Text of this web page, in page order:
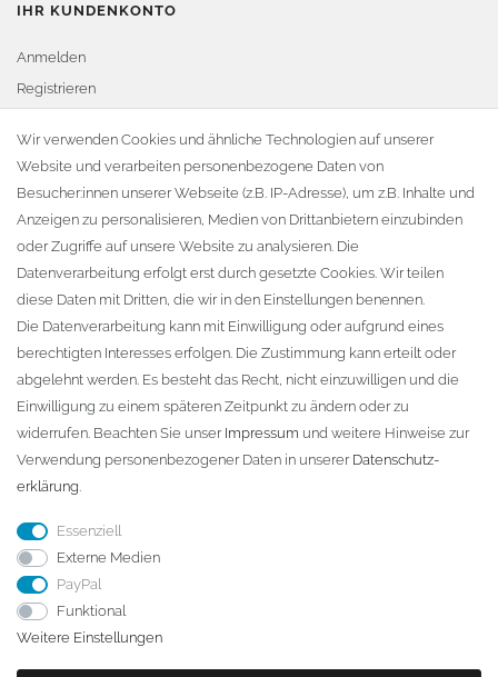
IHR KUNDENKONTO
Anmelden
Registrieren
Warenkorb
Zur Kasse
KONTAKT
Fa. Steffen Jost
Söbrigener Weg 50
D-01796 Pirna
Telefon:+49 (0)3501 507295
info@dach-teufel.de
Wir verwenden Cookies und ähnliche Technologien auf unserer
Website und verarbeiten personenbezogene Daten von
Besucher:innen unserer Webseite (z.B. IP-Adresse), um z.B. Inhalte und
Anzeigen zu personalisieren, Medien von Drittanbietern einzubinden
oder Zugriffe auf unsere Website zu analysieren. Die
Datenverarbeitung erfolgt erst durch gesetzte Cookies. Wir teilen
diese Daten mit Dritten, die wir in den Einstellungen benennen.
Die Datenverarbeitung kann mit Einwilligung oder aufgrund eines
berechtigten Interesses erfolgen. Die Zustimmung kann erteilt oder
abgelehnt werden. Es besteht das Recht, nicht einzuwilligen und die
Einwilligung zu einem späteren Zeitpunkt zu ändern oder zu
widerrufen. Beachten Sie unser Impressum und weitere Hinweise zur
Verwendung personenbezogener Daten in unserer Daten­schutz­
erklärung.
Essenziell
Externe Medien
PayPal
Funktional
Weitere Einstellungen